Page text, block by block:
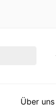
Über uns